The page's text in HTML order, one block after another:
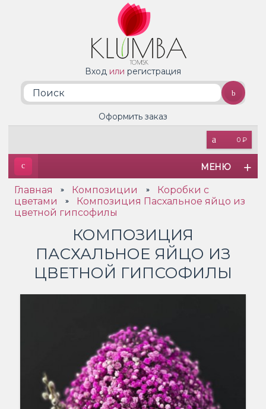
Вход или регистрация
0 ₽
Оформить заказ
МЕНЮ
Главная » Композиции »
Коробки с
цветами
»
Композиция Пасхальное яйцо из
цветной гипсофилы
КОМПОЗИЦИЯ
ПАСХАЛЬНОЕ ЯЙЦО ИЗ
ЦВЕТНОЙ ГИПСОФИЛЫ